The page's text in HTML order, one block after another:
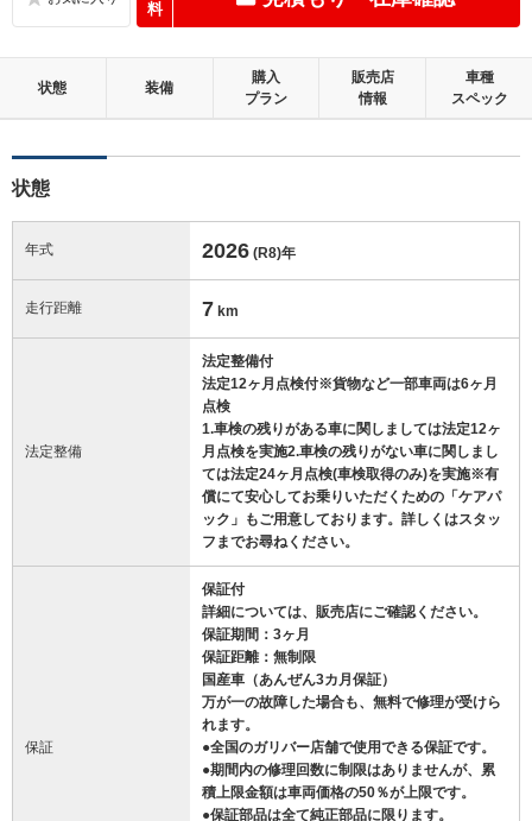
料
状態 装備
購入
プラン
販売店
情報
車種
スペック
状態
年式 2026 (R8)年
走行距離 7 km
法定整備
法定整備付
法定12ヶ月点検付※貨物など一部車両は6ヶ月
点検
1.車検の残りがある車に関しましては法定12ヶ
月点検を実施2.車検の残りがない車に関しまし
ては法定24ヶ月点検(車検取得のみ)を実施※有
償にて安心してお乗りいただくための「ケアパ
ック」もご用意しております。詳しくはスタッ
フまでお尋ねください。
保証
保証付
詳細については、販売店にご確認ください。
保証期間：3ヶ月
保証距離：無制限
国産車（あんぜん3カ月保証）
万が一の故障した場合も、無料で修理が受けら
れます。
●全国のガリバー店舗で使用できる保証です。
●期間内の修理回数に制限はありませんが、累
積上限金額は車両価格の50％が上限です。
●保証部品は全て純正部品に限ります。